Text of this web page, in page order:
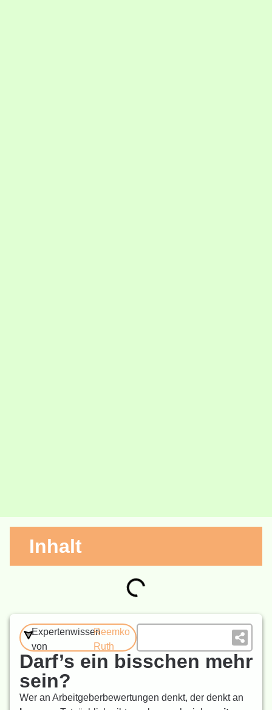
Inhalt
Expertenwissen
von
Reemko
Ruth
Darf’s ein bisschen mehr
sein?
Wer an Arbeitgeberbewertungen denkt, der denkt an